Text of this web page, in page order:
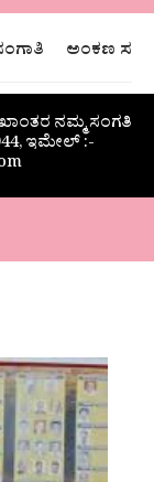
ಅಂಕಣ
ನಮ್ಮ ಸಂಗತಿ
ಇಮೇಲ್ :-